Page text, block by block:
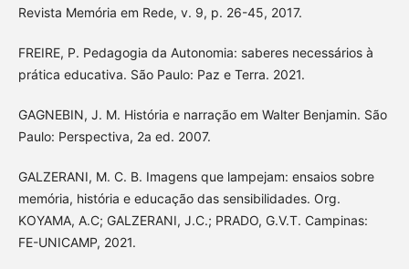
Revista Memória em Rede, v. 9, p. 26-45, 2017.
FREIRE, P. Pedagogia da Autonomia: saberes necessários à
prática educativa. São Paulo: Paz e Terra. 2021.
GAGNEBIN, J. M. História e narração em Walter Benjamin. São
Paulo: Perspectiva, 2a ed. 2007.
GALZERANI, M. C. B. Imagens que lampejam: ensaios sobre
memória, história e educação das sensibilidades. Org.
KOYAMA, A.C; GALZERANI, J.C.; PRADO, G.V.T. Campinas:
FE-UNICAMP, 2021.